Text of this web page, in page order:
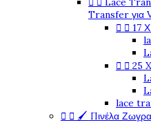
Transfer για
  17
  25
lace
  🖌️ Πινέλα